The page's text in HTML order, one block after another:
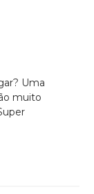
Uma
muito